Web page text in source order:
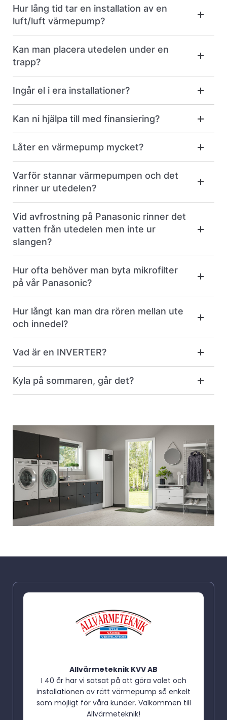
Hur lång tid tar en installation av en
luft/luft värmepump?
Kan man placera utedelen under en
trapp?
Ingår el i era installationer?
Kan ni hjälpa till med finansiering?
Låter en värmepump mycket?
Varför stannar värmepumpen och det
rinner ur utedelen?
Vid avfrostning på Panasonic rinner det
vatten från utedelen men inte ur
slangen?
Hur ofta behöver man byta mikrofilter
på vår Panasonic?
Hur långt kan man dra rören mellan ute
och innedel?
Vad är en INVERTER?
Kyla på sommaren, går det?
Allvärmeteknik KVV AB
I 40 år har vi satsat på att göra valet och
installationen av rätt värmepump så enkelt
som möjligt för våra kunder. Välkommen till
Allvärmeteknik!